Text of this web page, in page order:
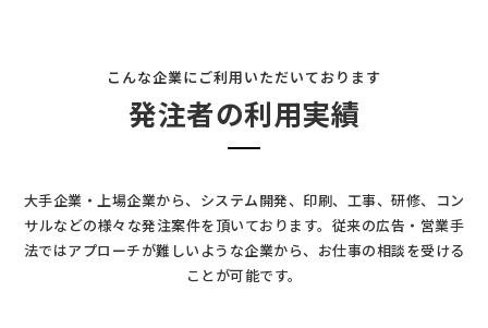
こんな企業にご利用いただいております
発注者の利用実績
大手企業・上場企業から、システム開発、印刷、工事、研修、コン
サルなどの様々な発注案件を頂いております。 従来の広告・営業手
法ではアプローチが難しいような企業から、お仕事の相談を受ける
ことが可能です。